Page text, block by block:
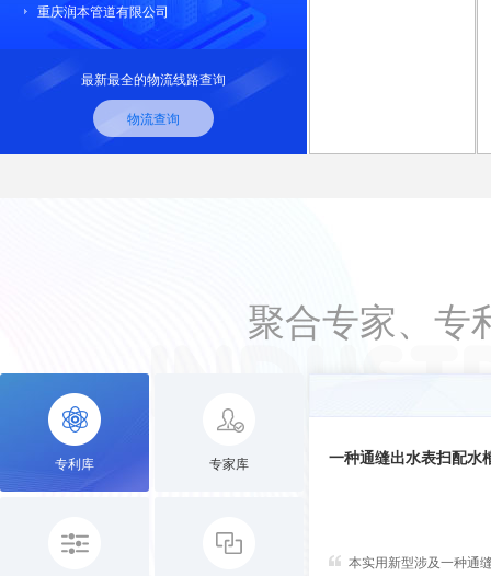
重庆润本管道有限公司
最新最全的物流线路查询
物流查询
聚合专家、专
专利库 专家库 一种通缝出水表扫配水
本实用新型涉及一种通